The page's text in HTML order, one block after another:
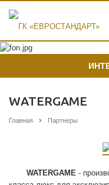
WATERGAME
Главная Партнеры
WATERGAME -